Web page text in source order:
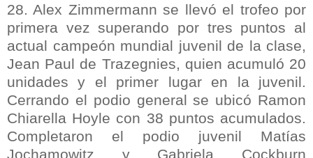
28. Alex Zimmermann se llevó el trofeo por
primera vez superando por tres puntos al
actual campeón mundial juvenil de la clase,
Jean Paul de Trazegnies, quien acumuló 20
unidades y el primer lugar en la juvenil.
Cerrando el podio general se ubicó Ramon
Chiarella Hoyle con 38 puntos acumulados.
Completaron el podio juvenil Matías
Jochamowitz y Gabriela Cockburn